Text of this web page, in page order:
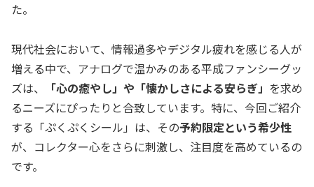
た。
現代社会において、情報過多やデジタル疲れを感じる人が
増える中で、アナログで温かみのある平成ファンシーグッ
ズは、
「心の癒やし」や「懐かしさによる安らぎ」 を求め
るニーズにぴったりと合致しています。特に、今回ご紹介
する「ぷくぷくシール」は、その予約限定という希少性
が、コレクター心をさらに刺激し、注目度を高めているの
です。